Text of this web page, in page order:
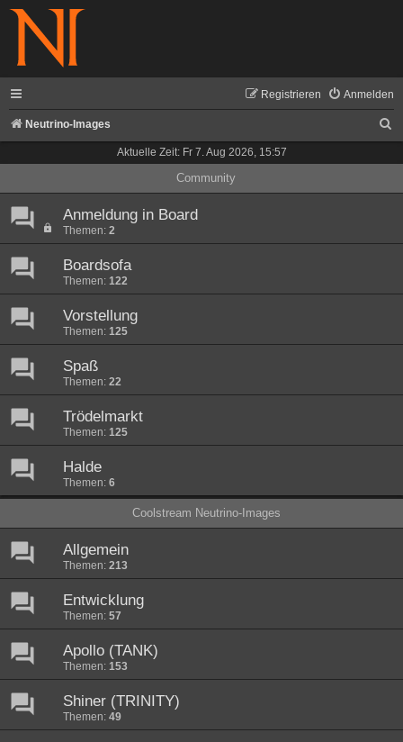
Anmelden
Registrieren
Neutrino-Images
h
Aktuelle Zeit: Fr 7. Aug 2026, 15:57
Community
Anmeldung in Board
Themen: 2
Boardsofa
Themen: 122
Vorstellung
Themen: 125
Spaß
Themen: 22
Trödelmarkt
Themen: 125
Halde
Themen: 6
Coolstream Neutrino-Images
Allgemein
Themen: 213
Entwicklung
Themen: 57
Apollo (TANK)
Themen: 153
Shiner (TRINITY)
Themen: 49